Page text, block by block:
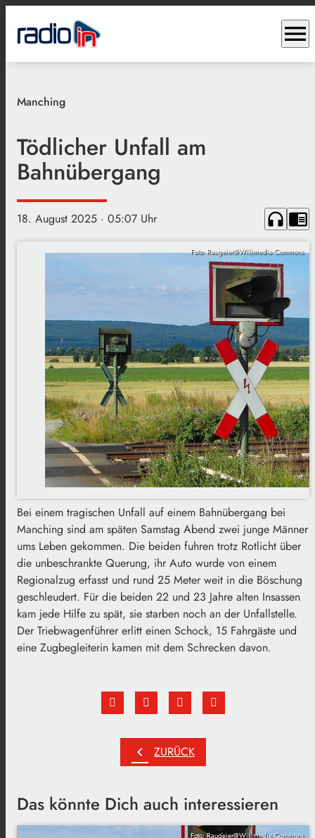
menu
Manching
Tödlicher Unfall am
Bahnübergang
18. August 2025 · 05:07 Uhr headphones chrome_reader_mode
Foto: Raugeier@Wikimedia Commons
Bei einem tragischen Unfall auf einem Bahnübergang bei
Manching sind am späten Samstag Abend zwei junge Männer
ums Leben gekommen. Die beiden fuhren trotz Rotlicht über
die unbeschrankte Querung, ihr Auto wurde von einem
Regionalzug erfasst und rund 25 Meter weit in die Böschung
geschleudert. Für die beiden 22 und 23 Jahre alten Insassen
kam jede Hilfe zu spät, sie starben noch an der Unfallstelle.
Der Triebwagenführer erlitt einen Schock, 15 Fahrgäste und
eine Zugbegleiterin kamen mit dem Schrecken davon.
chevron_left ZURÜCK
Das könnte Dich auch interessieren
Foto: Raugeier@Wikimedia Commons